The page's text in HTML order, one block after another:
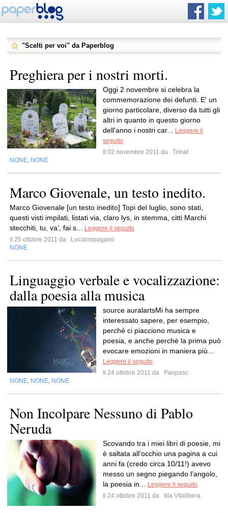
"Scelti per voi" da Paperblog
Preghiera per i nostri morti.
Oggi 2 novembre si celebra la
commemorazione dei defunti. E' un
giorno particolare, diverso da tutti gli
altri in quanto in questo giorno
dell'anno i nostri car...
Leggere il
seguito
Il 02 novembre 2011 da
Trinat
NONE NONE
Marco Giovenale, un testo inedito.
Marco Giovenale [un testo inedito] Topi del luglio, sono stati,
questi visti impilati, listati via, claro lys, in stemma, citti Marchi
stecchiti, tu, va’, fai s...
Leggere il seguito
Il 25 ottobre 2011 da
Lucianopagano
NONE
Linguaggio verbale e vocalizzazione:
dalla poesia alla musica
source auralartsMi ha sempre
interessato sapere, per esempio,
perchè ci piacciono musica e
poesia, e anche perchè la prima può
evocare emozioni in maniera più...
Leggere il seguito
Il 24 ottobre 2011 da
Paopasc
NONE NONE NONE
Non Incolpare Nessuno di Pablo
Neruda
Scovando tra i miei libri di poesie, mi
è saltata all’occhio una pagina a cui
anni fa (credo circa 10/11!) avevo
messo un segno piegando l’angolo,
la poesia in...
Leggere il seguito
Il 24 ottobre 2011 da
Ida Vitalibera